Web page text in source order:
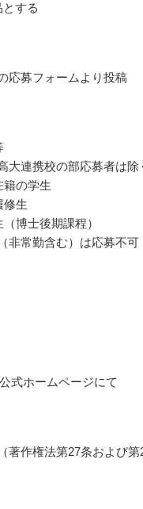
する
応募フォームより投稿
大連携校の部応募者は除
籍の学生
修生
博士後期課程）
非常勤含む）は応募不可
式ホームページにて
著作権法第27条および